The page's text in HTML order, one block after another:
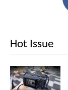
Hot Issue